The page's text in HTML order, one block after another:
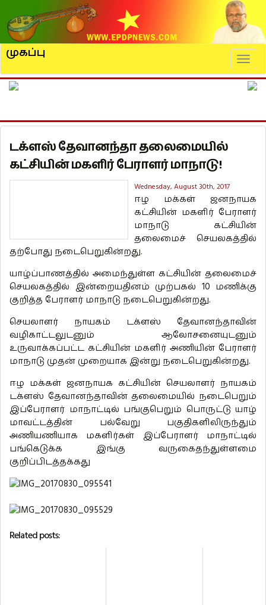
முகப்பு
டக்ளஸ் தேவானந்தா தலைமையில்
கட்சியின் மகளிர் பேராளர் மாநாடு!
Wednesday, August 30th, 2017
ஈழ மக்கள் ஜனநாயக
கட்சியின் மகளிர் பேராளர்
மாநாடு கட்சியின்
தலைமைச் செயலகத்தில்
தற்போது நடைபெறுகின்றது.
யாழ்ப்பாணத்தில் அமைந்துள்ள கட்சியின் தலைமைச்
செயலகத்தில் இன்றையதினம் முற்பகல் 10 மணிக்கு
குறித்த பேராளர் மாநாடு நடைபெறுகின்றது.
செயலாளர் நாயகம் டக்ளஸ் தேவானந்தாவின்
வழிகாட்டலுடனும் ஆலோசனையுடனும்
உருவாக்கப்பட்ட கட்சியின் மகளிர் அணியின் பேராளர்
மாநாடு முதன் முறையாக இன்று நடைபெறுகின்றது.
ஈழ மக்கள் ஜனநாயக கட்சியின் செயலாளர் நாயகம்
டக்ளஸ் தேவானந்தாவின் தலைமையில் நடைபெறும்
இப்பேராளர் மாநாட்டில் பங்குபெறும் பொருட்டு யாழ்
மாவட்டத்தின் பல்வேறு பகுதிகளிலிருந்தும்
அணியணியாக மகளிர்கள் இப்பேராளர் மாநாட்டில்
பங்கெடுக்க இங்கு வருகைதந்துள்ளமை
குறிப்பிடத்தக்கது
Related posts: